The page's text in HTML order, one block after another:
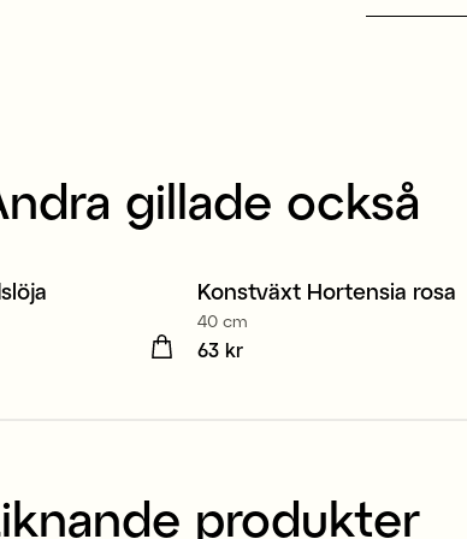
gillade också
Konstväxt Hortensia rosa
40 cm
Pris:
63 kr
produkter